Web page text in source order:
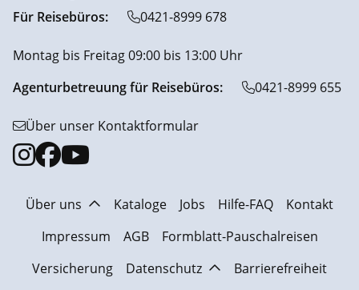
Für Reisebüros:
0421-8999 678
Montag bis Freitag 09:00 bis 13:00 Uhr
Agenturbetreuung für Reisebüros:
0421-8999 655
Über unser Kontaktformular
Über uns Kataloge Jobs Hilfe-FAQ
Kontakt
Impressum
AGB
Formblatt-Pauschalreisen
Versicherung
Datenschutz Barrierefreiheit